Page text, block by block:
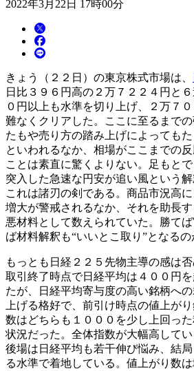
2022年3月22日 17時00分
きょう（２２日）の東京株式市場は、
日比３９６円高の２万７２２４円と
０円以上も水準を切り上げ、２万７
難なくクリアした。ここに至るまで
たもや売り方の踏み上げによっても
といわれるなか、相場がここまでの
ことは素直に驚くよりない。足もと
突入した急速な円安が追い風という解
これは諸刃の剣である。商品市況高
増大が警戒されるなか、それを助長
悪材料として数えられていた。勝て
ば材料解釈も“いいとこ取り”となるの
もっとも日経２２５先物主導の感は
取引終了時点で日経平均は４００円
たが、日経平均寄与度の高い銘柄へ
上げる格好で、前引け時点の値上が
数はどちらも１０００を少し上回っ
状況だった。全体指数が大幅高してい
後場は日経平均も若干伸び悩み、結
る水準で着地している。値上がり数